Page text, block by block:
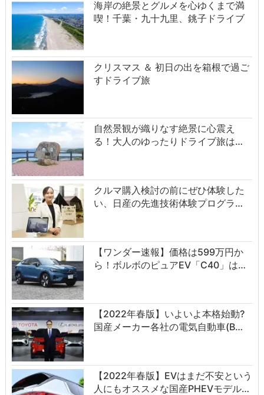
海岸の絶景とグルメを心ゆくまで満
喫！千葉・九十九里、銚子ドライブ
クリスマス ＆ 初日の出を箱根で過ご
すドライブ旅
自然景観が織りなす絶景に心震え
る！大人のゆったりドライブ旅は…
クルマ購入検討の前にぜひ体験した
い、日産の先進技術体験プログラ…
【ワンダー速報】価格は599万円か
ら！ボルボのピュアEV「C40」は…
【2022年春版】いよいよ本格始動?
国産メーカー各社の電気自動車(B…
【2022年春版】EVはまだ不安という
人にもオススメな国産PHEVモデル…